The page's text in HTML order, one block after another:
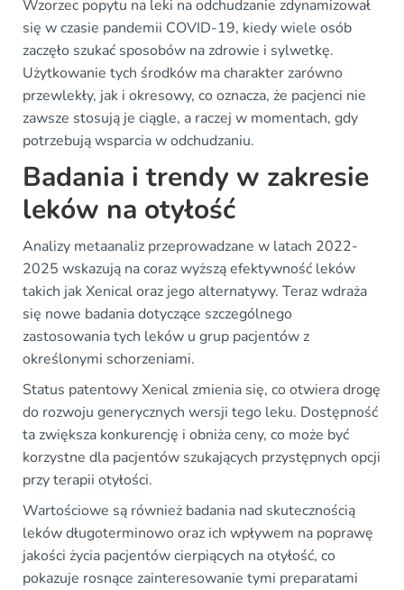
Wzorzec popytu na leki na odchudzanie zdynamizował
się w czasie pandemii COVID-19, kiedy wiele osób
zaczęło szukać sposobów na zdrowie i sylwetkę.
Użytkowanie tych środków ma charakter zarówno
przewlekły, jak i okresowy, co oznacza, że pacjenci nie
zawsze stosują je ciągle, a raczej w momentach, gdy
potrzebują wsparcia w odchudzaniu.
Badania i trendy w zakresie
leków na otyłość
Analizy metaanaliz przeprowadzane w latach 2022-
2025 wskazują na coraz wyższą efektywność leków
takich jak Xenical oraz jego alternatywy. Teraz wdraża
się nowe badania dotyczące szczególnego
zastosowania tych leków u grup pacjentów z
określonymi schorzeniami.
Status patentowy Xenical zmienia się, co otwiera drogę
do rozwoju generycznych wersji tego leku. Dostępność
ta zwiększa konkurencję i obniża ceny, co może być
korzystne dla pacjentów szukających przystępnych opcji
przy terapii otyłości.
Wartościowe są również badania nad skutecznością
leków długoterminowo oraz ich wpływem na poprawę
jakości życia pacjentów cierpiących na otyłość, co
pokazuje rosnące zainteresowanie tymi preparatami